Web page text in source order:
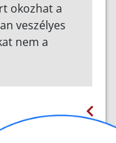
okozhat a
veszélyes
nem a